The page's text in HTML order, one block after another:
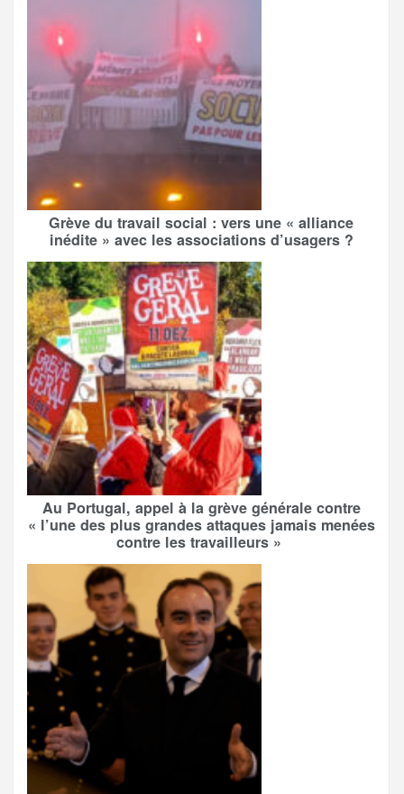
Grève du travail social : vers une « alliance
inédite » avec les associations d’usagers ?
Au Portugal, appel à la grève générale contre
« l’une des plus grandes attaques jamais menées
contre les travailleurs »